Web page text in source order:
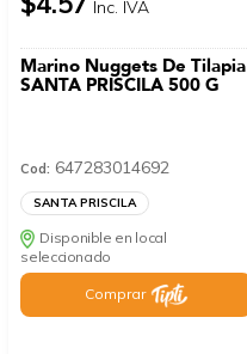
Inc. IVA
Marino Nuggets De Tilapia
SANTA PRISCILA 500 G
Cod: 647283014692
SANTA PRISCILA
Disponible en local
seleccionado
Comprar